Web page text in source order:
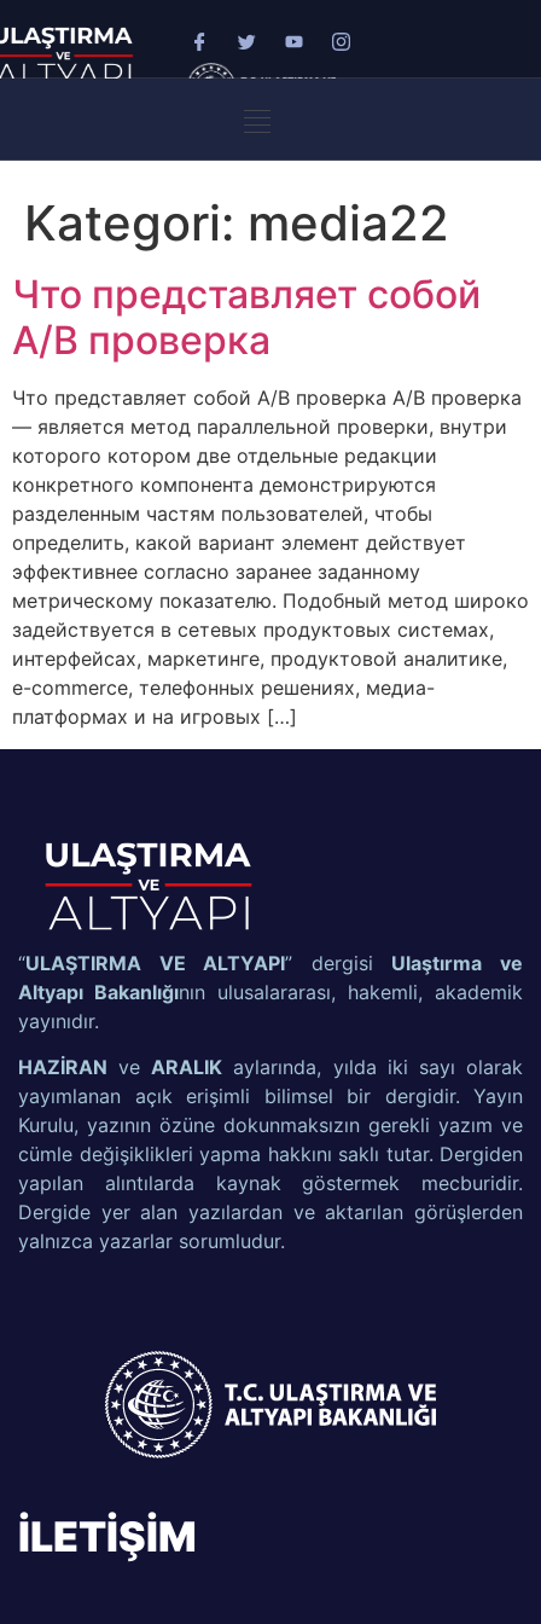
Kategori: media22
Что представляет собой
A/B проверка
Что представляет собой A/B проверка A/B проверка
— является метод параллельной проверки, внутри
которого котором две отдельные редакции
конкретного компонента демонстрируются
разделенным частям пользователей, чтобы
определить, какой вариант элемент действует
эффективнее согласно заранее заданному
метрическому показателю. Подобный метод широко
задействуется в сетевых продуктовых системах,
интерфейсах, маркетинге, продуктовой аналитике,
e-commerce, телефонных решениях, медиа-
платформах и на игровых […]
“ULAŞTIRMA VE ALTYAPI” dergisi Ulaştırma ve
Altyapı Bakanlığının ulusalararası, hakemli, akademik
yayınıdır.
HAZİRAN veARALIK aylarında, yılda iki sayı olarak
yayımlanan açık erişimli bilimsel bir dergidir. Yayın
Kurulu, yazının özüne dokunmaksızın gerekli yazım ve
cümle değişiklikleri yapma hakkını saklı tutar. Dergiden
yapılan alıntılarda kaynak göstermek mecburidir.
Dergide yer alan yazılardan ve aktarılan görüşlerden
yalnızca yazarlar sorumludur.
İLETİŞİM